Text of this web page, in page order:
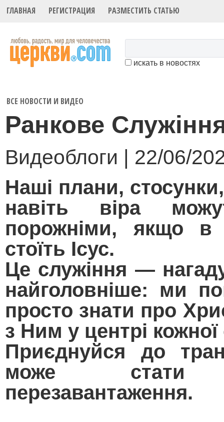
ГЛАВНАЯ РЕГИСТРАЦИЯ РАЗМЕСТИТЬ СТАТЬЮ
искать в новостях
ВСЕ НОВОСТИ И ВИДЕО
Ранкове
Видеоблоги | 22/06/
Наші плани,
навіть віра
порожніми, якщо в
стоїть Ісус.
Це служіння —
найголовніше: ми
просто знати про
з Ним у центрі
Приєднуйся до
може стати
перезавантаження.